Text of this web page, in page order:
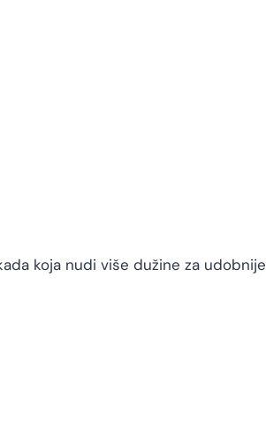
koja nudi više dužine za udobnije